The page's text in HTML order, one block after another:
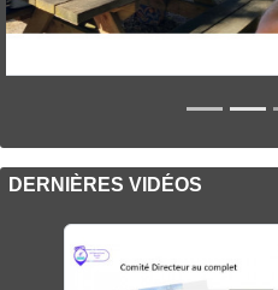
DERNIÈRES VIDÉOS